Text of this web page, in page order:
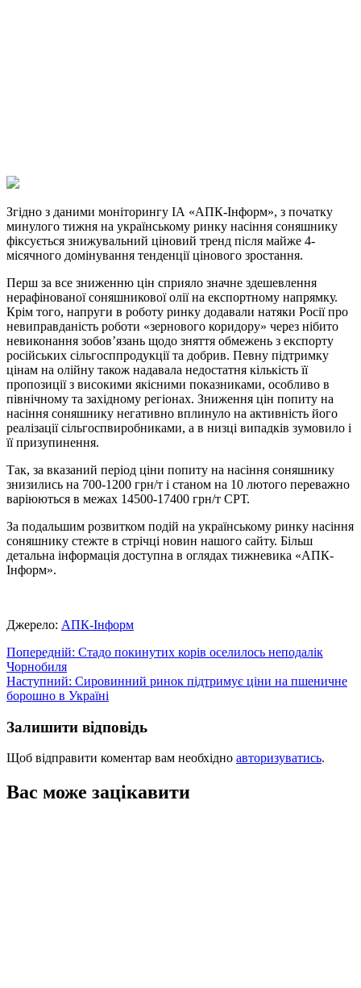
Link
Print
Згідно з даними моніторингу ІА «АПК-Інформ», з початку
минулого тижня на українському ринку насіння соняшнику
фіксується знижувальний ціновий тренд після майже 4-
місячного домінування тенденції цінового зростання.
Перш за все зниженню цін сприяло значне здешевлення
нерафінованої соняшникової олії на експортному напрямку.
Крім того, напруги в роботу ринку додавали натяки Росії про
невиправданість роботи «зернового коридору» через нібито
невиконання зобов’язань щодо зняття обмежень з експорту
російських сільгосппродукції та добрив. Певну підтримку
цінам на олійну також надавала недостатня кількість її
пропозиції з високими якісними показниками, особливо в
північному та західному регіонах. Зниження цін попиту на
насіння соняшнику негативно вплинуло на активність його
реалізації сільгоспвиробниками, а в низці випадків зумовило і
її призупинення.
Так, за вказаний період ціни попиту на насіння соняшнику
знизились на 700-1200 грн/т і станом на 10 лютого переважно
варіюються в межах 14500-17400 грн/т СРТ.
За подальшим розвитком подій на українському ринку насіння
соняшнику стежте в стрічці новин нашого сайту. Більш
детальна інформація доступна в оглядах тижневика «АПК-
Інформ».
Джерело: АПК-Інформ
Навігація
записів
Попередній: Стадо покинутих корів оселилось неподалік
Чорнобиля
Наступний: Сировинний ринок підтримує ціни на пшеничне
борошно в Україні
Залишити відповідь
Щоб відправити коментар вам необхідно авторизуватись.
Вас може зацікавити